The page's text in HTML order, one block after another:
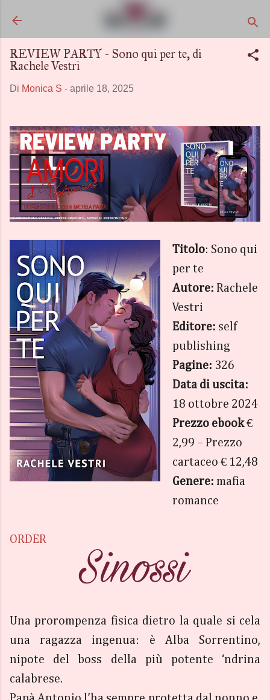
REVIEW PARTY - Sono qui per te, di
Rachele Vestri
Di Monica S - aprile 18, 2025
Titolo: Sono qui
per te
Autore: Rachele
Vestri
Editore: self
publishing
Pagine: 326
Data di uscita:
18 ottobre 2024
Prezzo ebook€
2,99 – Prezzo
cartaceo € 12,48
Genere: mafia
romance
ORDER
Una prorompenza fisica dietro la quale si cela
una ragazza ingenua: è Alba Sorrentino,
nipote del boss della più potente ‘ndrina
calabrese.